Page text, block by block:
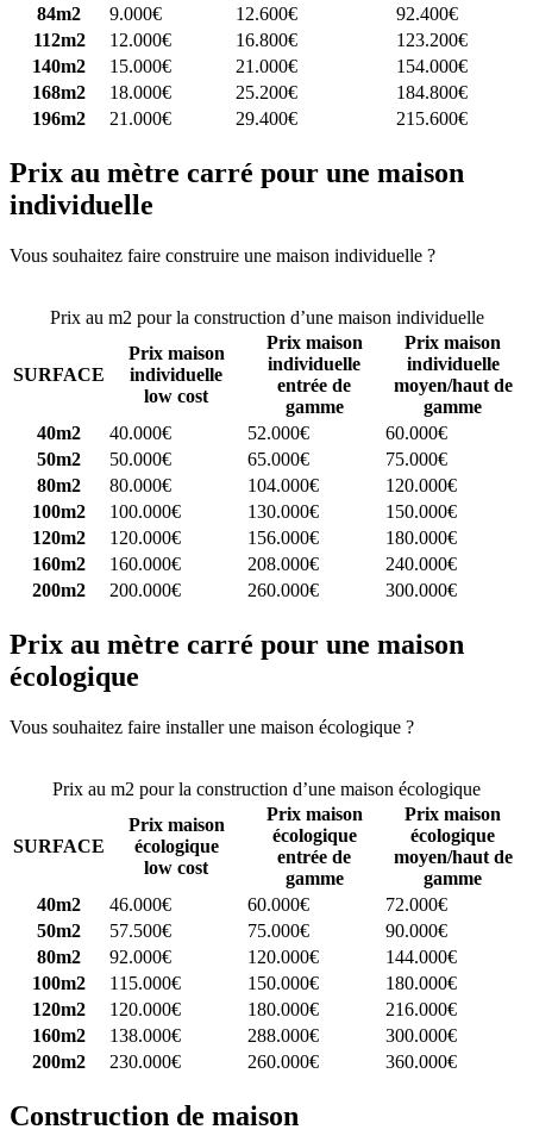
84m2
9.000€ 12.600€
92.400€
112m2
12.000€ 16.800€
123.200€
140m2
15.000€ 21.000€
154.000€
168m2
18.000€ 25.200€
184.800€
196m2
21.000€ 29.400€ 215.600€
Prix au mètre carré pour une maison
individuelle
Vous souhaitez faire construire une maison individuelle ?
Prix au m2 pour la construction d’une maison individuelle
SURFACE
Prix maison
individuelle
low cost
Prix maison
individuelle
entrée de
gamme
Prix maison
individuelle
moyen/haut de
gamme
40m2
40.000€ 52.000€
60.000€
50m2
50.000€ 65.000€
75.000€
80m2
80.000€ 104.000€
120.000€
100m2
100.000€ 130.000€
150.000€
120m2
120.000€ 156.000€
180.000€
160m2
160.000€ 208.000€
240.000€
200m2
200.000€ 260.000€ 300.000€
Prix au mètre carré pour une maison
écologique
Vous souhaitez faire installer une maison écologique ?
Prix au m2 pour la construction d’une maison écologique
SURFACE
Prix maison
écologique
low cost
Prix maison
écologique
entrée de
gamme
Prix maison
écologique
moyen/haut de
gamme
40m2
46.000€ 60.000€
72.000€
50m2
57.500€ 75.000€
90.000€
80m2
92.000€ 120.000€
144.000€
100m2
115.000€ 150.000€
180.000€
120m2
120.000€ 180.000€
216.000€
160m2
138.000€ 288.000€
300.000€
200m2
230.000€ 260.000€ 360.000€
Construction de maison